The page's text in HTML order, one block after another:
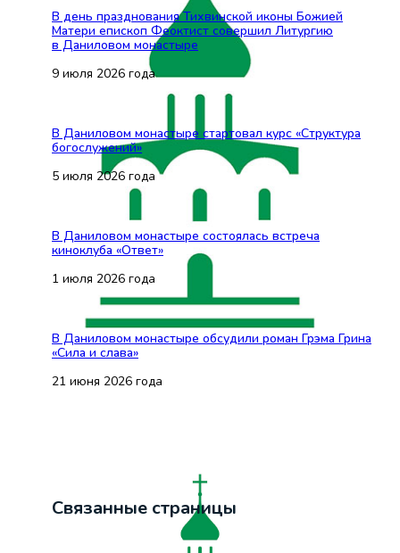
В день празднования Тихвинской иконы Божией
Матери епископ Феоктист совершил Литургию
в Даниловом монастыре
9 июля 2026 года
В Даниловом монастыре стартовал курс «Структура
богослужений»
5 июля 2026 года
В Даниловом монастыре состоялась встреча
киноклуба «Ответ»
1 июля 2026 года
В Даниловом монастыре обсудили роман Грэма Грина
«Сила и слава»
21 июня 2026 года
Связанные страницы